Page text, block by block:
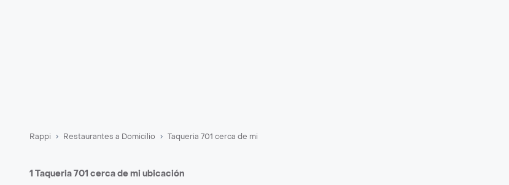
Rappi Restaurantes a Domicilio Taqueria 701 cerca de mi
1 Taqueria 701 cerca de mi ubicación